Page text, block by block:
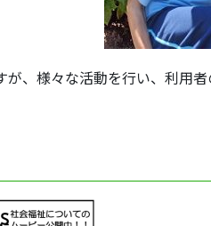
、様々な活動を行い、利用